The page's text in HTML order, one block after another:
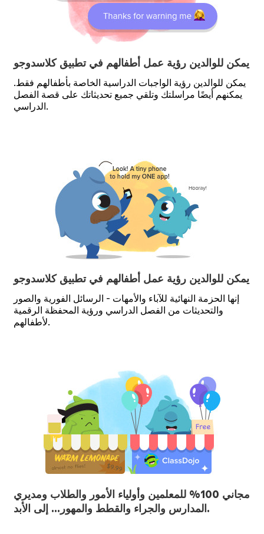
يمكن للوالدين رؤية عمل أطفالهم في تطبيق كلاسدوجو
يمكن للوالدين رؤية الواجبات الدراسية الخاصة بأطفالهم فقط.
يمكنهم أيضًا مراسلتك وتلقي جميع تحديثاتك على قصة الفصل
الدراسي.
يمكن للوالدين رؤية عمل أطفالهم في تطبيق كلاسدوجو
إنها الحزمة النهائية للآباء والأمهات - الرسائل الفورية والصور
والتحديثات من الفصل الدراسي ورؤية المحفظة الرقمية
لأطفالهم.
مجاني 100% للمعلمين وأولياء الأمور والطلاب ومديري
المدارس والجراء والقطط والمهور… إلى الأبد.